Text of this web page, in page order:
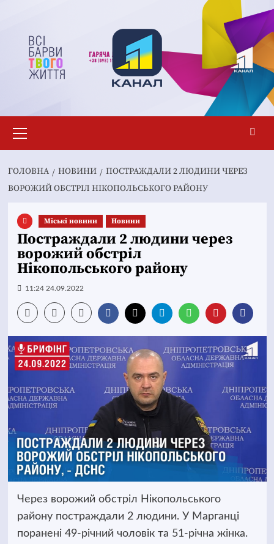
вмісту
меню
ГОЛОВНА НОВИНИ
ПОСТРАЖДАЛИ 2 ЛЮДИНИ ЧЕРЕЗ
ВОРОЖИЙ ОБСТРІЛ НІКОПОЛЬСЬКОГО РАЙОНУ
Mіські новини Новини
Постраждали 2 людини через
ворожий обстріл
Нікопольського району
11:24 24.09.2022
Через ворожий обстріл Нікопольського
району постраждали 2 людини. У Марганці
поранені 49-річний чоловік та 51-річна жінка.